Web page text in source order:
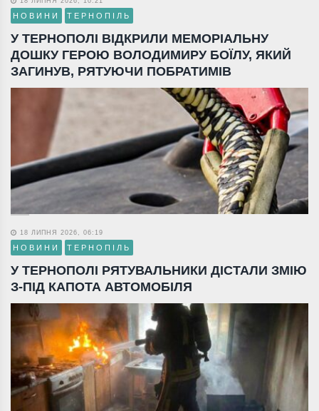
НОВИНИ ТЕРНОПІЛЬ
У ТЕРНОПОЛІ ВІДКРИЛИ МЕМОРІАЛЬНУ
ДОШКУ ГЕРОЮ ВОЛОДИМИРУ БОЇЛУ, ЯКИЙ
ЗАГИНУВ, РЯТУЮЧИ ПОБРАТИМІВ
18 ЛИПНЯ 2026, 06:19
НОВИНИ ТЕРНОПІЛЬ
У ТЕРНОПОЛІ РЯТУВАЛЬНИКИ ДІСТАЛИ ЗМІЮ
З-ПІД КАПОТА АВТОМОБІЛЯ